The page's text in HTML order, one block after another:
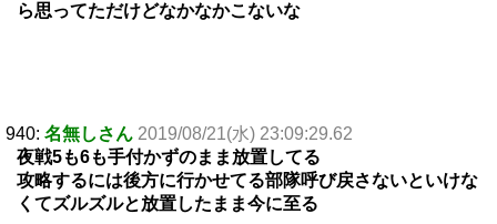
ら思ってただけどなかなかこないな
940: 名無しさん 2019/08/21(水) 23:09:29.62
夜戦5も6も手付かずのまま放置してる
攻略するには後方に行かせてる部隊呼び戻さないといけな
くてズルズルと放置したまま今に至る